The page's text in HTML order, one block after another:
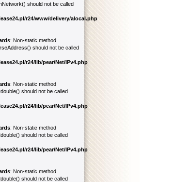
should not be called
r24/www/delivery/alocal.php
: Non-static method
should not be called
r24/lib/pear/Net/IPv4.php
: Non-static method
should not be called
r24/lib/pear/Net/IPv4.php
: Non-static method
should not be called
r24/lib/pear/Net/IPv4.php
: Non-static method
should not be called